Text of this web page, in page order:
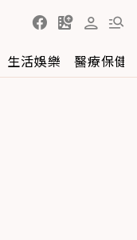
生活娛樂 醫療保健